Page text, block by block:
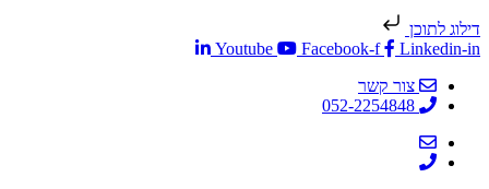
דילוג לתוכן
Youtube
Facebook-f
Linkedin-in
צור קשר
052-2254848